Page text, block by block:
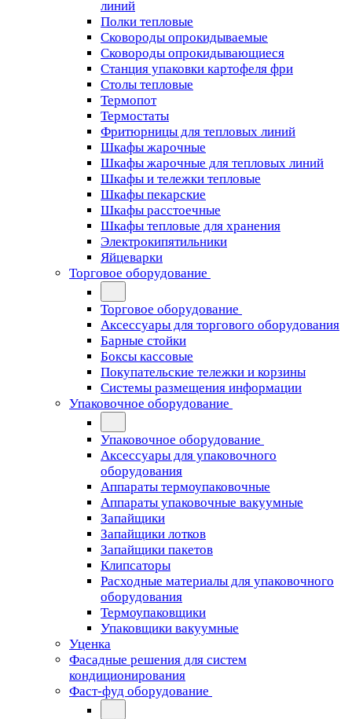
линий
Полки тепловые
Сковороды опрокидываемые
Сковороды опрокидывающиеся
Станция упаковки картофеля фри
Столы тепловые
Термопот
Термостаты
Фритюрницы для тепловых линий
Шкафы жарочные
Шкафы жарочные для тепловых линий
Шкафы и тележки тепловые
Шкафы пекарские
Шкафы расстоечные
Шкафы тепловые для хранения
Электрокипятильники
Яйцеварки
Торговое оборудование
Торговое оборудование
Аксессуары для торгового оборудования
Барные стойки
Боксы кассовые
Покупательские тележки и корзины
Системы размещения информации
Упаковочное оборудование
Упаковочное оборудование
Аксессуары для упаковочного
оборудования
Аппараты термоупаковочные
Аппараты упаковочные вакуумные
Запайщики
Запайщики лотков
Запайщики пакетов
Клипсаторы
Расходные материалы для упаковочного
оборудования
Термоупаковщики
Упаковщики вакуумные
Уценка
Фасадные решения для систем
кондиционирования
Фаст-фуд оборудование